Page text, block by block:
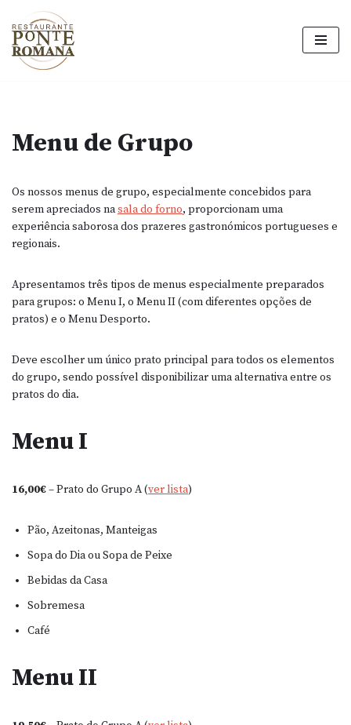
Avançar
para
Menu de Grupo
Os nossos menus de grupo, especialmente concebidos para
serem apreciados nasala do forno, proporcionam uma
experiência saborosa dos prazeres gastronómicos portugueses e
regionais.
Apresentamos três tipos de menus especialmente preparados
para grupos: o Menu I, o Menu II (com diferentes opções de
pratos) e o Menu Desporto.
Deve escolher um único prato principal para todos os elementos
do grupo, sendo possível disponibilizar uma alternativa entre os
pratos do dia.
Menu I
16,00€– Prato do Grupo A (ver lista)
Pão, Azeitonas, Manteigas
Sopa do Dia ou Sopa de Peixe
Bebidas da Casa
Sobremesa
Café
Menu II